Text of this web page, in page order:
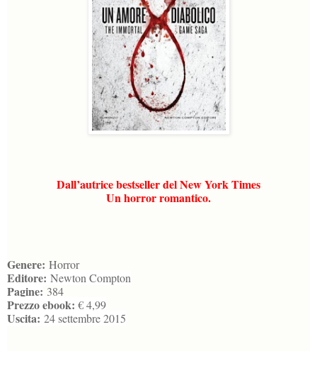
Dall’autricebestseller del New York Times
Un horror romantico.
Genere: Horror
Editore: Newton Compton
Pagine: 384
Prezzo ebook: € 4,99
Uscita: 24 settembre 2015